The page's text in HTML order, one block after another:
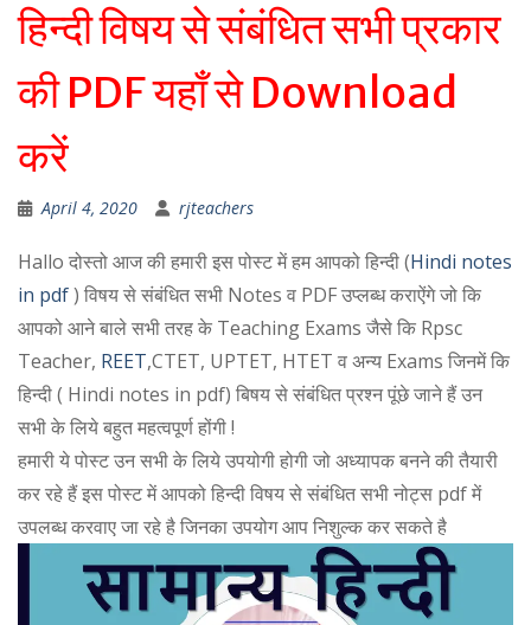
हिन्दी विषय से संबंधित सभी प्रकार
की PDF यहाँ से Download
करें
April 4, 2020 rjteachers
Hallo दोस्तो आज की हमारी इस पोस्ट में हम आपको हिन्दी (Hindi notes
in pdf) विषय से संबंधित सभी Notes व PDF उप्लब्ध कराऐंगे जो कि
आपको आने बाले सभी तरह के Teaching Exams जैसे कि Rpsc
Teacher, REET,CTET, UPTET, HTET व अन्य Exams जिनमें कि
हिन्दी ( Hindi notes in pdf) बिषय से संबंधित प्रश्न पूंछे जाने हैं उन
सभी के लिये बहुत महत्वपूर्ण होंगी !
हमारी ये पोस्ट उन सभी के लिये उपयोगी होगी जो अध्यापक बनने की तैयारी
कर रहे हैं इस पोस्ट में आपको हिन्दी विषय से संबंधित सभी नोट्स pdf में
उपलब्ध करवाए जा रहे है जिनका उपयोग आप निशुल्क कर सकते है